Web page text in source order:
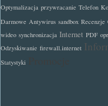
Optymalizacja przywracanie Telefon
Darmowe Antywirus sandbox Recenzje
wideo synchronizacja Internet PDF
Odzyskiwanie firewall.internet
Statystyki